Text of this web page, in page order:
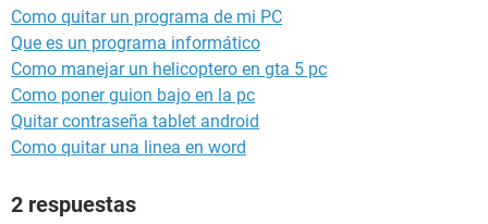
Como quitar un programa de mi PC
Que es un programa informático
Como manejar un helicoptero en gta 5 pc
Como poner guion bajo en la pc
Quitar contraseña tablet android
Como quitar una linea en word
2 respuestas